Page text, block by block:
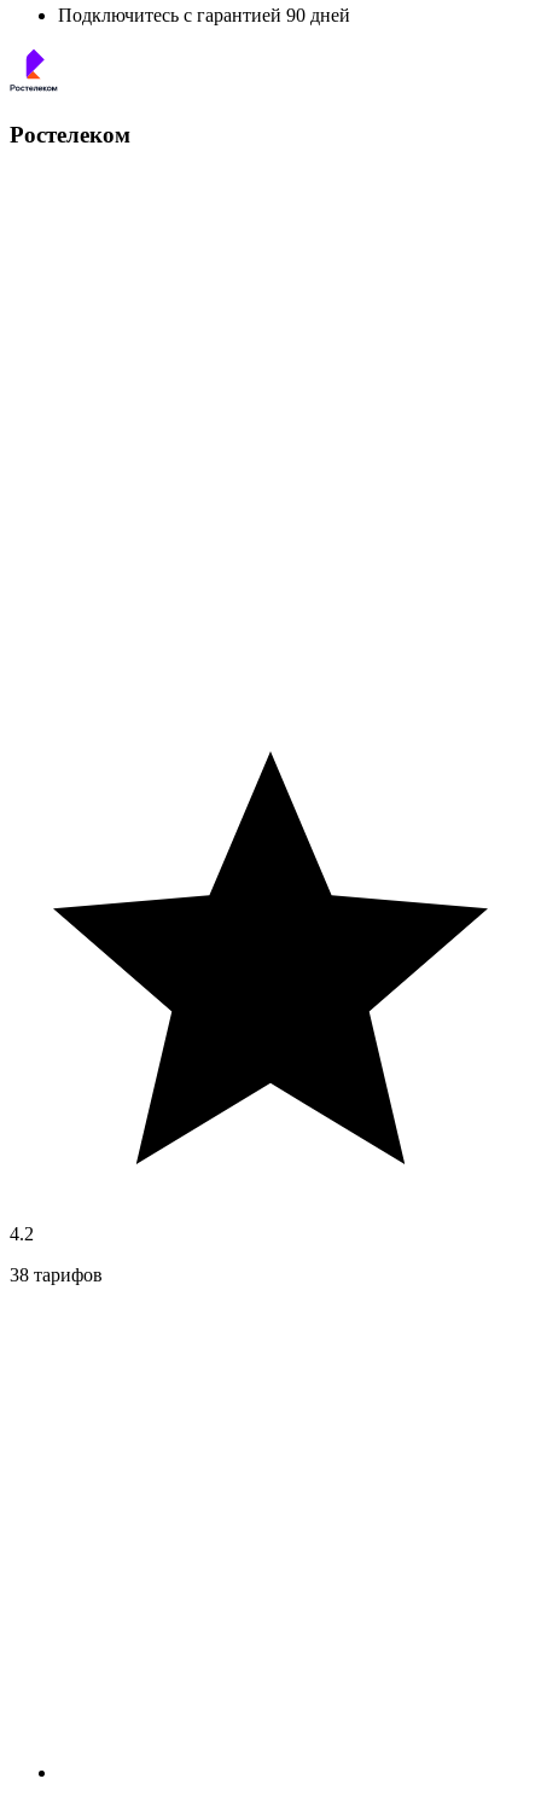
Подключитесь с гарантией 90 дней
Ростелеком
4.2
38 тарифов